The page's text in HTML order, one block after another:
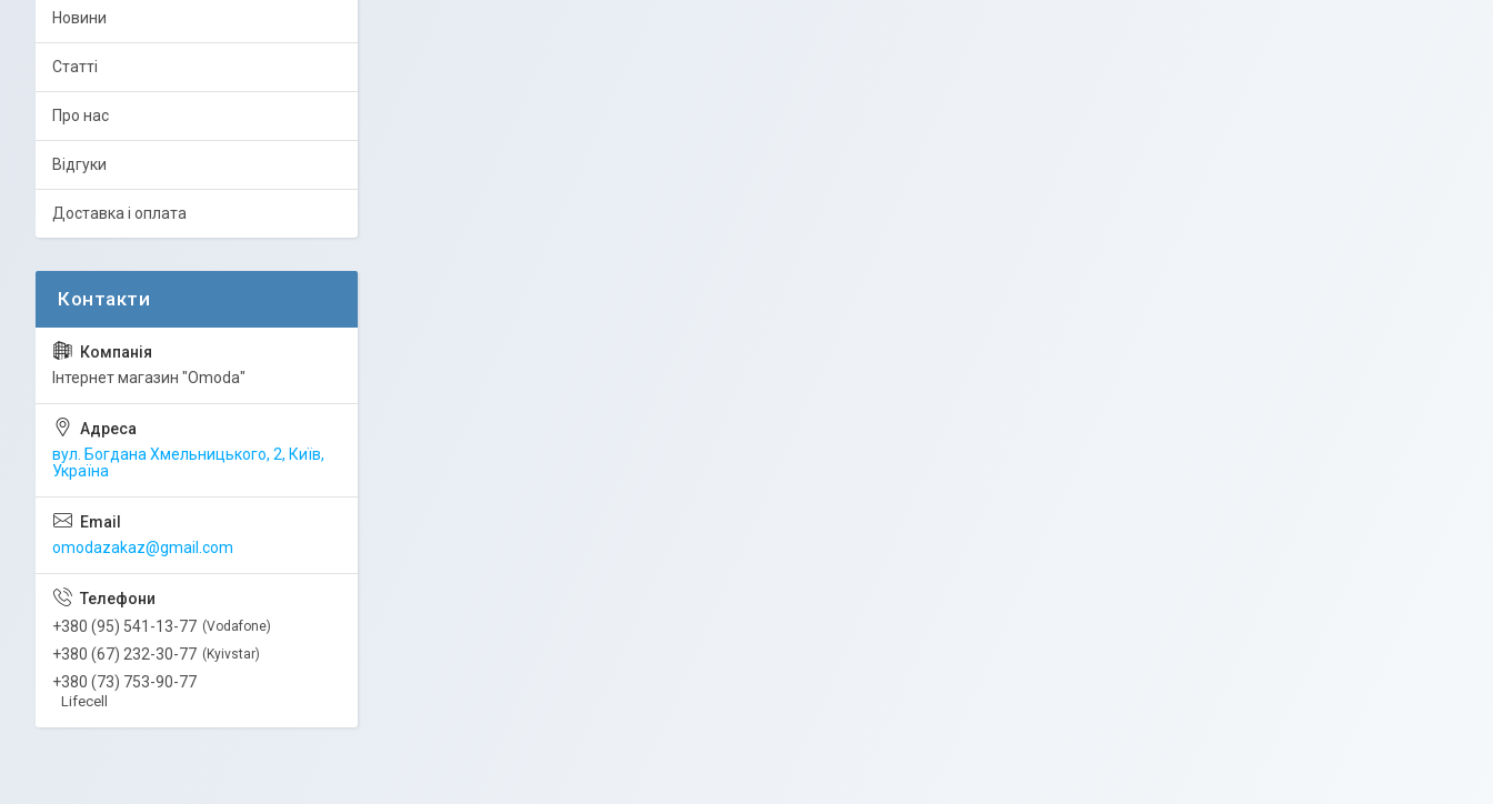
Новини
Статті
Про нас
Відгуки
Доставка і оплата
Інтернет магазин "Omoda"
вул. Богдана Хмельницького, 2, Київ,
Україна
omodazakaz@gmail.com
+380 (95) 541-13-77 Vodafone
+380 (67) 232-30-77 Kyivstar
+380 (73) 753-90-77
Lifecell